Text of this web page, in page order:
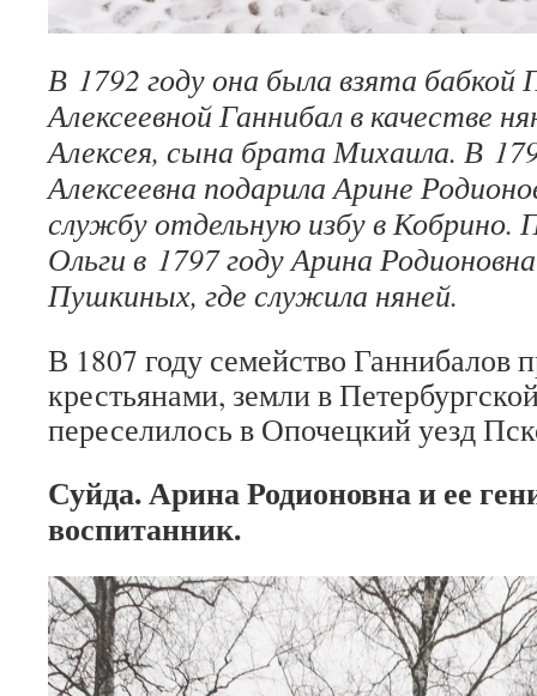
В 1792 году она была взята
Алексеевной Ганнибал в качестве
Алексея, сына брата Михаила. В
Алексеевна подарила Арине
службу отдельную избу в Кобрино.
Ольги в 1797 году Арина
Пушкиных, где служила няней.
В 1807 году семейство Ганнибалов
крестьянами, земли в
переселилось в Опочецкий уезд
Суйда. Арина Родионовна и ее
воспитанник.